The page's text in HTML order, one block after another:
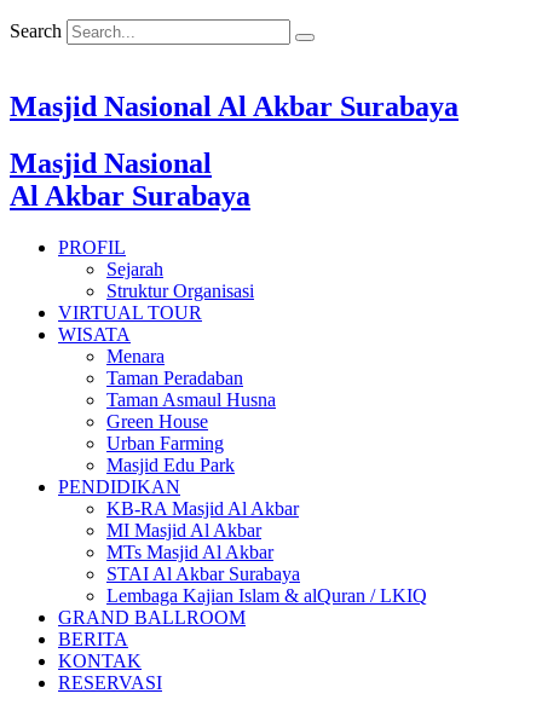
Search
Masjid Nasional Al Akbar Surabaya
Masjid Nasional
Al Akbar Surabaya
PROFIL
Sejarah
Struktur Organisasi
VIRTUAL TOUR
WISATA
Menara
Taman Peradaban
Taman Asmaul Husna
Green House
Urban Farming
Masjid Edu Park
PENDIDIKAN
KB-RA Masjid Al Akbar
MI Masjid Al Akbar
MTs Masjid Al Akbar
STAI Al Akbar Surabaya
Lembaga Kajian Islam & alQuran / LKIQ
GRAND BALLROOM
BERITA
KONTAK
RESERVASI